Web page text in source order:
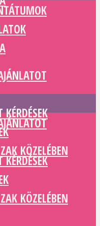
KÖZELÉBEN
KÖZELÉBEN